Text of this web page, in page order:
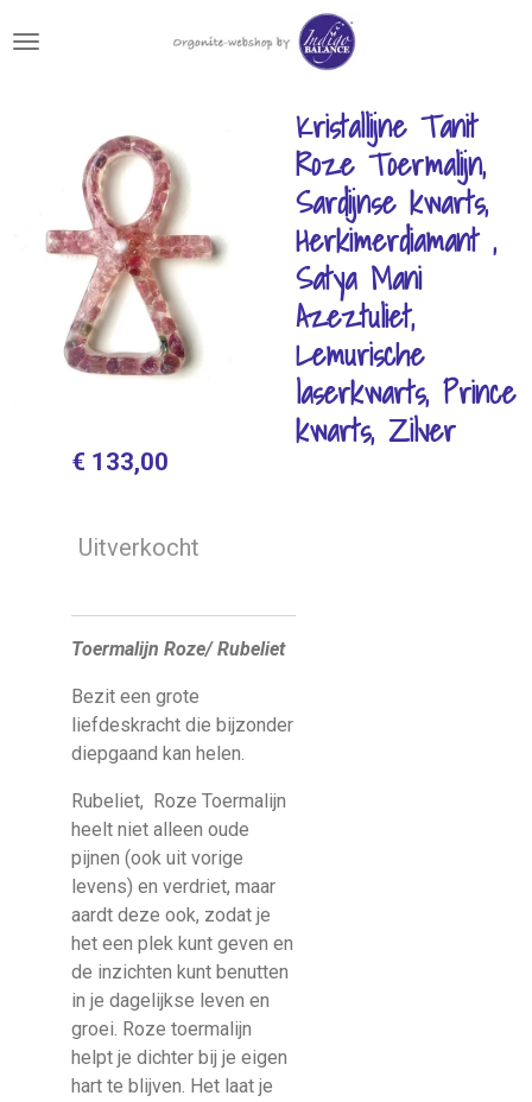
direct
hoofdinhoud
Kristallijne Tanit
Roze Toermalijn,
Sardijnse kwarts,
Herkimerdiamant ,
Satya Mani
Azeztuliet,
Lemurische
laserkwarts, Prince
kwarts, Zilver
€ 133,00
Uitverkocht
Toermalijn Roze/ Rubeliet
Bezit een grote
liefdeskracht die bijzonder
diepgaand kan helen.
Rubeliet, Roze Toermalijn
heelt niet alleen oude
pijnen (ook uit vorige
levens) en verdriet, maar
aardt deze ook, zodat je
het een plek kunt geven en
de inzichten kunt benutten
in je dagelijkse leven en
groei. Roze toermalijn
helpt je dichter bij je eigen
hart te blijven. Het laat je